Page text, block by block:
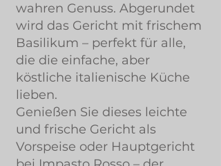
wahren Genuss. Abgerundet
wird das Gericht mit frischem
Basilikum – perfekt für alle,
die die einfache, aber
köstliche italienische Küche
lieben.
Genießen Sie dieses leichte
und frische Gericht als
Vorspeise oder Hauptgericht